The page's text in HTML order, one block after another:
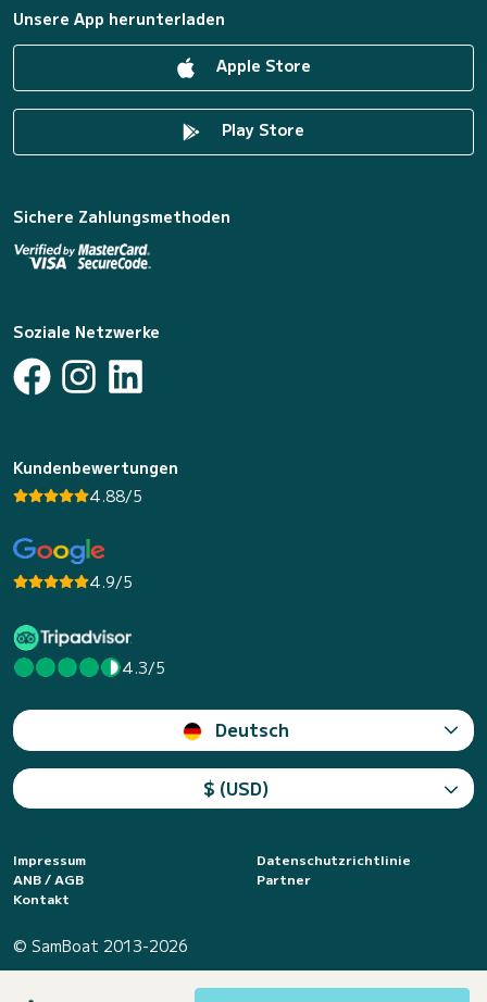
Unsere App herunterladen
Apple Store
Play Store
Sichere Zahlungsmethoden
Soziale Netzwerke
Kundenbewertungen
4.88/5
4.9/5
4.3/5
Deutsch
$ (USD)
Impressum
Datenschutzrichtlinie
ANB / AGB
Partner
Kontakt
© SamBoat 2013-2026